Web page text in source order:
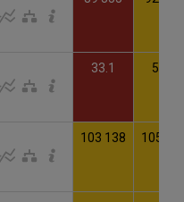
33.1 53.7
103 138 105